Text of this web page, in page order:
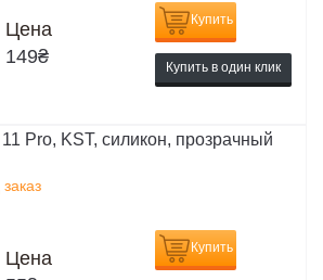
Цена
149₴
Купить
Купить в один клик
Pro, KST, силикон, прозрачный
Цена
Купить